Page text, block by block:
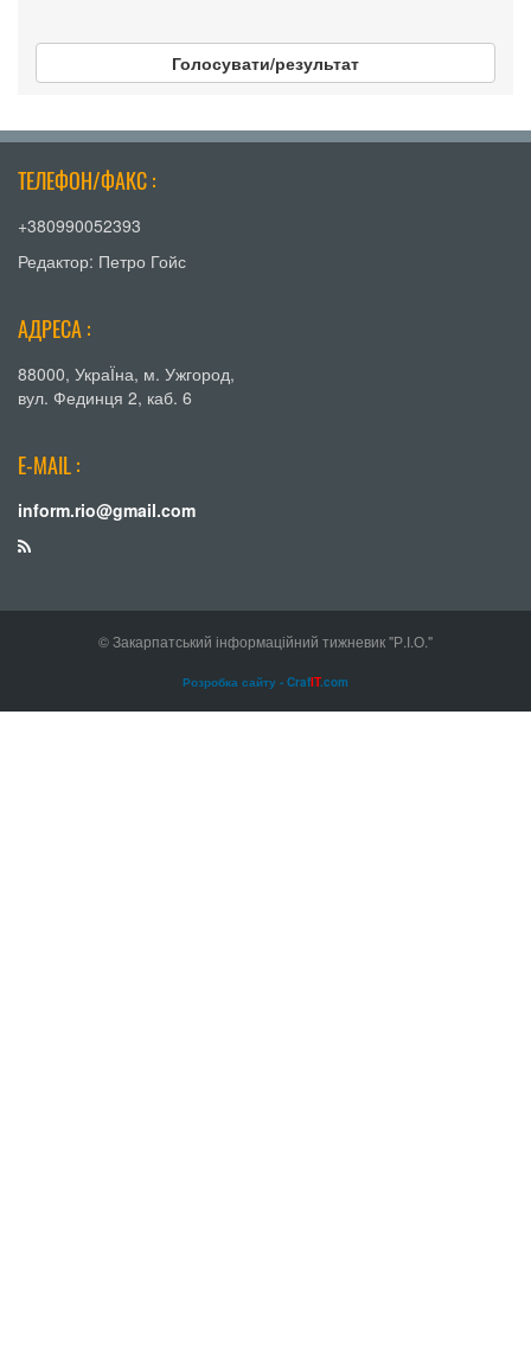
Голосувати/результат
ТЕЛЕФОН/ФАКС :
+380990052393
Редактор: Петро Гойс
АДРЕСА :
88000, УкраЇна, м. Ужгород,
вул. Фединця 2, каб. 6
E-MAIL :
inform.rio@gmail.com
© Закарпатський інформаційний тижневик "Р.І.О."
Розробка сайту - CrafIT.com